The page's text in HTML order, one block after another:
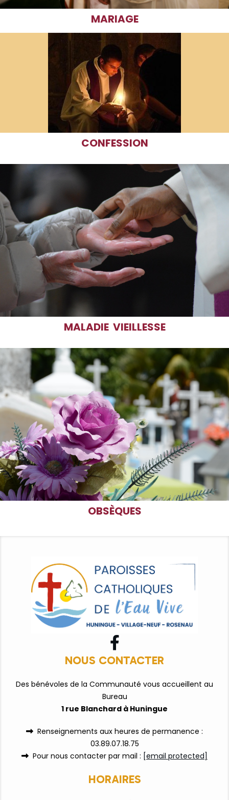
MARIAGE
CONFESSION
MALADIE VIEILLESSE
OBSÈQUES
NOUS CONTACTER
Des bénévoles de la Communauté vous accueillent au
Bureau
1 rue Blanchard à Huningue
 Renseignements aux heures de permanence :
03.89.07.18.75
 Pour nous contacter par mail : [email protected]

HORAIRES